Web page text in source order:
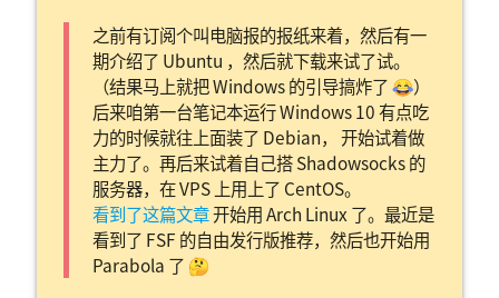
之前有订阅个叫电脑报的报纸来着，然后有一
期介绍了 Ubuntu ，然后就下载来试了试。
（结果马上就把 Windows 的引导搞炸了 😂）
后来咱第一台笔记本运行 Windows 10 有点吃
力的时候就往上面装了 Debian， 开始试着做
主力了。再后来试着自己搭 Shadowsocks 的
服务器，在 VPS 上用上了 CentOS。
看到了这篇文章开始用 Arch Linux 了。最近是
看到了 FSF 的自由发行版推荐，然后也开始用
Parabola 了 🤔